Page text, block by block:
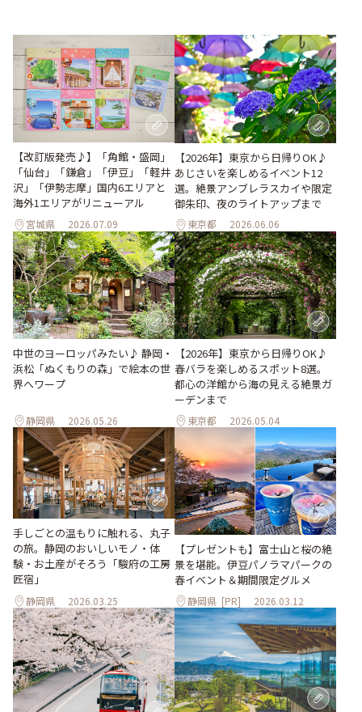
【改訂版発売♪】「角館・盛岡」
「仙台」「鎌倉」「伊豆」「軽井
沢」「伊勢志摩」国内6エリアと
海外1エリアがリニューアル
宮城県 2026.07.09
【2026年】東京から日帰りOK♪
あじさいを楽しめるイベント12
選。絶景アンブレラスカイや限定
御朱印、夜のライトアップまで
東京都 2026.06.06
中世のヨーロッパみたい♪ 静岡・
浜松「ぬくもりの森」で絵本の世
界へワープ
静岡県 2026.05.26
【2026年】東京から日帰りOK♪
春バラを楽しめるスポット8選。
都心の洋館から海の見える絶景ガ
ーデンまで
東京都 2026.05.04
手しごとの温もりに触れる、丸子
の旅。静岡のおいしいモノ・体
験・お土産がそろう「駿府の工房
匠宿」
静岡県 2026.03.25
【プレゼントも】富士山と桜の絶
景を堪能。伊豆パノラマパークの
春イベント＆期間限定グルメ
静岡県 [PR] 2026.03.12